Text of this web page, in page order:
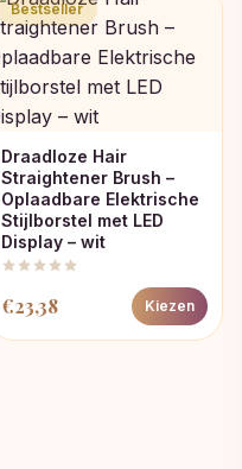
Bestseller
Draadloze Hair
Straightener Brush –
Oplaadbare Elektrische
Stijlborstel met LED
Display – wit
€23,38 Kiezen